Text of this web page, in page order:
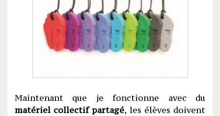
Maintenant que je fonctionne avec du
matériel collectif partagé, les élèves doivent